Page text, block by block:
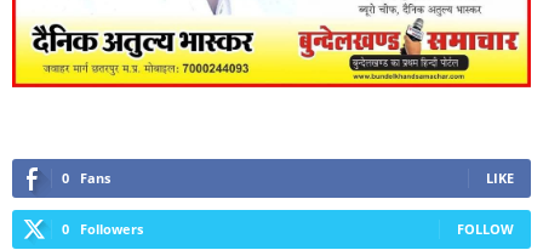
0 Fans LIKE
0 Followers FOLLOW